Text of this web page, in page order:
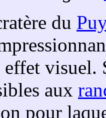
du
effet visuel.
aux
pour